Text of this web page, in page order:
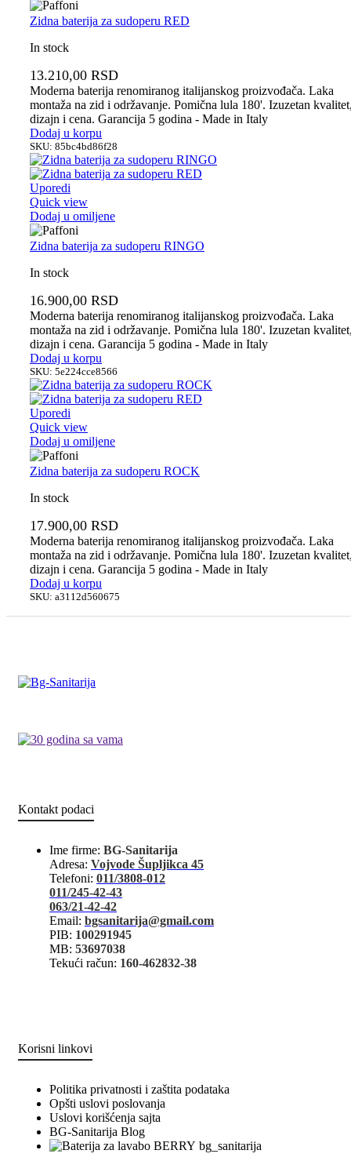
Zidna baterija za sudoperu RED
In stock
13.210,00 RSD
Moderna baterija renomiranog italijanskog proizvođača. Laka
montaža na zid i održavanje. Pomična lula 180'. Izuzetan
dizajn i cena. Garancija 5 godina - Made in Italy
Dodaj u korpu
SKU: 85bc4bd86f28
Uporedi
Quick view
Dodaj u omiljene
Zidna baterija za sudoperu RINGO
In stock
16.900,00 RSD
Moderna baterija renomiranog italijanskog proizvođača. Laka
montaža na zid i održavanje. Pomična lula 180'. Izuzetan
dizajn i cena. Garancija 5 godina - Made in Italy
Dodaj u korpu
SKU: 5e224cce8566
Uporedi
Quick view
Dodaj u omiljene
Zidna baterija za sudoperu ROCK
In stock
17.900,00 RSD
Moderna baterija renomiranog italijanskog proizvođača. Laka
montaža na zid i održavanje. Pomična lula 180'. Izuzetan
dizajn i cena. Garancija 5 godina - Made in Italy
Dodaj u korpu
SKU: a3112d560675
Kontakt podaci
Ime firme: BG-Sanitarija
Adresa: Vojvode Šupljikca 45
Telefoni: 011/3808-012
011/245-42-43
063/21-42-42
Email: bgsanitarija@gmail.com
PIB: 100291945
MB: 53697038
Tekući račun: 160-462832-38
Korisni linkovi
Politika privatnosti i zaštita podataka
Opšti uslovi poslovanja
Uslovi korišćenja sajta
BG-Sanitarija Blog
bg_sanitarija